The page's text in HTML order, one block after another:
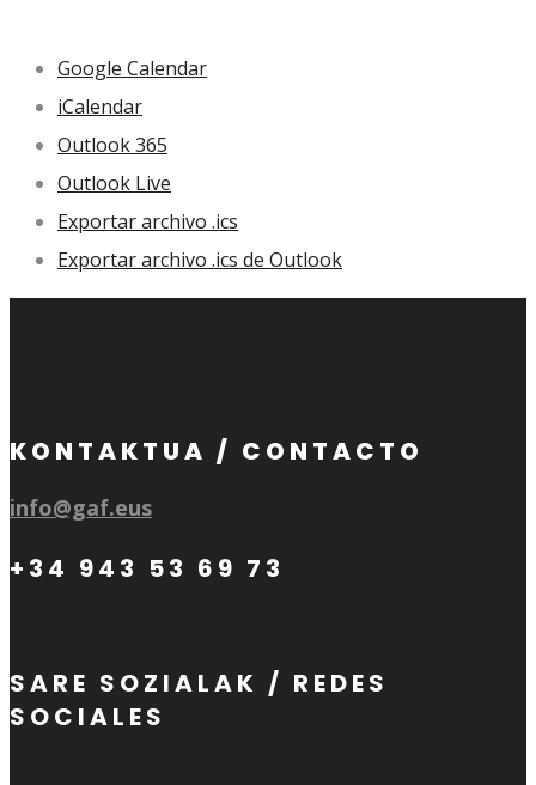
Google Calendar
iCalendar
Outlook 365
Outlook Live
Exportar archivo .ics
Exportar archivo .ics de Outlook
KONTAKTUA / CONTACTO
info@gaf.eus
+34 943 53 69 73
SARE SOZIALAK / REDES
SOCIALES